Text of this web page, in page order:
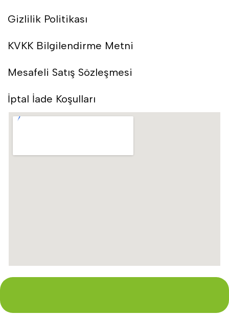
Gizlilik Politikası
KVKK Bilgilendirme Metni
Mesafeli Satış Sözleşmesi
İptal İade Koşulları